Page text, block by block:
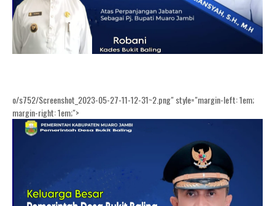
o/s752/Screenshot_2023-05-27-11-12-31~2.png" style="margin-left: 1em;
margin-right: 1em;">